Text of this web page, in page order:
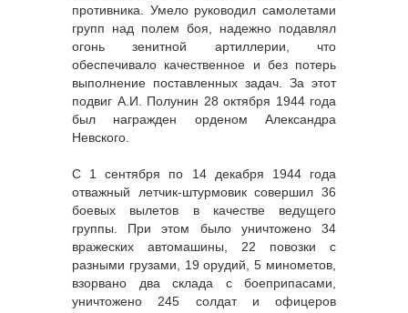
противника. Умело руководил самолетами
групп над полем боя, надежно подавлял
огонь зенитной артиллерии, что
обеспечивало качественное и без потерь
выполнение поставленных задач. За этот
подвиг А.И. Полунин 28 октября 1944 года
был награжден орденом Александра
Невского.
С 1 сентября по 14 декабря 1944 года
отважный летчик-штурмовик совершил 36
боевых вылетов в качестве ведущего
группы. При этом было уничтожено 34
вражеских автомашины, 22 повозки с
разными грузами, 19 орудий, 5 минометов,
взорвано два склада с боеприпасами,
уничтожено 245 солдат и офицеров